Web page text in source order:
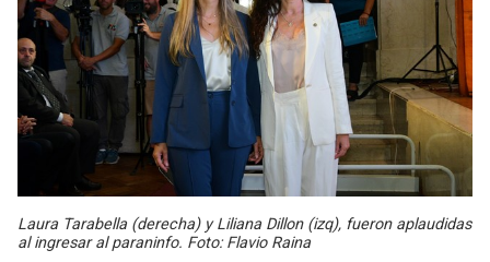
Laura Tarabella (derecha) y Liliana Dillon (izq), fueron aplaudidas
al ingresar al paraninfo. Foto: Flavio Raina